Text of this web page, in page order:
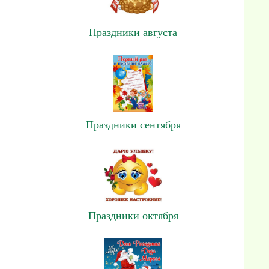
Праздники августа
Праздники сентября
Праздники октября